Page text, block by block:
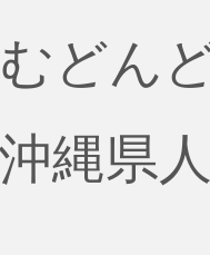
どん
縄県